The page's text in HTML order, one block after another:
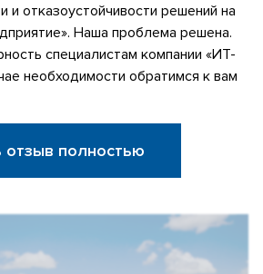
и отказоустойчивости решений на
Наша проблема решена.
специалистам компании «ИТ-
необходимости обратимся к вам
отзыв полностью